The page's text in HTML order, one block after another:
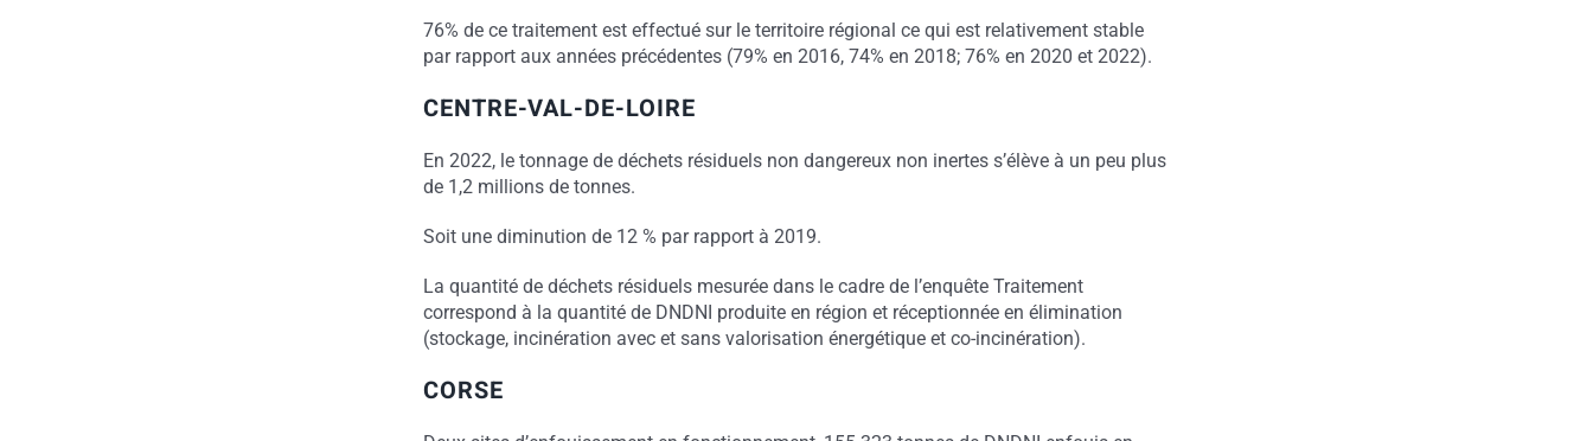
76% de ce traitement est effectué sur le territoire régional ce qui est relativement stable
par rapport aux années précédentes (79% en 2016, 74% en 2018; 76% en 2020 et 2022).
CENTRE-VAL-DE-LOIRE
En 2022, le tonnage de déchets résiduels non dangereux non inertes s’élève à un peu plus
de 1,2 millions de tonnes.
Soit une diminution de 12 % par rapport à 2019.
La quantité de déchets résiduels mesurée dans le cadre de l’enquête Traitement
correspond à la quantité de DNDNI produite en région et réceptionnée en élimination
(stockage, incinération avec et sans valorisation énergétique et co-incinération).
CORSE